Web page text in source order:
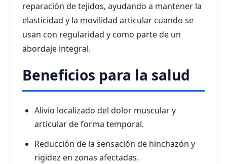
reparación de tejidos, ayudando a mantener la
elasticidad y la movilidad articular cuando se
usan con regularidad y como parte de un
abordaje integral.
Beneficios para la salud
Alivio localizado del dolor muscular y
articular de forma temporal.
Reducción de la sensación de hinchazón y
rigidez en zonas afectadas.